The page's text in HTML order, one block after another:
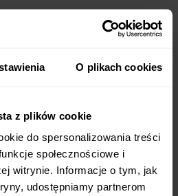
O plikach cookies
z plików cookie
do spersonalizowania treści
społecznościowe i
witrynie. Informacje o tym, jak
udostępniamy partnerom
do zapiekania rozprowadzamy
warstwę płatu lasagne,
warstwę sosu
oraz 1 łyżkę pesto.